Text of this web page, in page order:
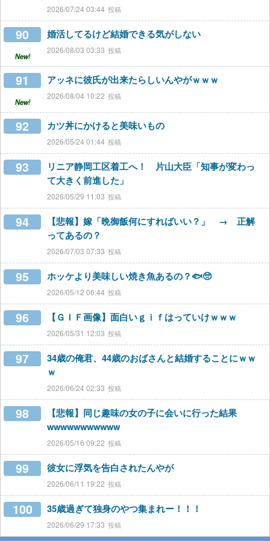
2026/07/24 03:44
90
New!
婚活してるけど結婚できる気がしない
2026/08/03 03:33
91
New!
アッネに彼氏が出来たらしいんやがｗｗｗ
2026/08/04 10:22
92 カツ丼にかけると美味いもの
2026/05/24 01:44
93
リニア静岡工区着工へ！ 片山大臣「知事が変わっ
て大きく前進した」
2026/05/29 11:03
94
【悲報】嫁「晩御飯何にすればいい？」 → 正解
ってあるの？
2026/07/03 07:33
95 ホッケより美味しい焼き魚あるの？🐟🥺
2026/05/12 06:44
96 【ＧＩＦ画像】面白いｇｉｆはっていけｗｗｗ
2026/05/31 12:03
97
34歳の俺君、44歳のおばさんと結婚することにｗｗ
ｗ
2026/06/24 02:33
98
【悲報】同じ趣味の女の子に会いに行った結果
wwwwwwwwwww
2026/05/16 09:22
99 彼女に浮気を告白されたんやが
2026/06/11 19:22
100 35歳過ぎて独身のやつ集まれー！！！
2026/06/29 17:33